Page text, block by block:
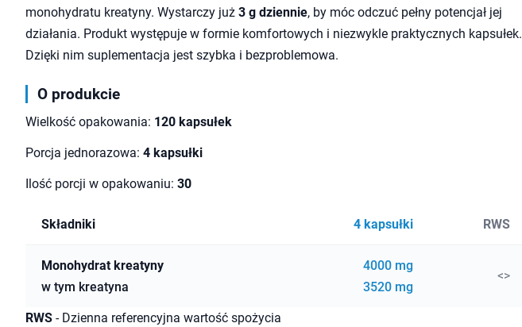
monohydratu kreatyny. Wystarczy już 3 g dziennie, by móc odczuć pełny potencjał jej
działania. Produkt występuje w formie komfortowych i niezwykle praktycznych kapsułek.
Dzięki nim suplementacja jest szybka i bezproblemowa.
O produkcie
Wielkość opakowania: 120 kapsułek
Porcja jednorazowa: 4 kapsułki
Ilość porcji w opakowaniu: 30
Składniki 4 kapsułki RWS
Monohydrat kreatyny
w tym kreatyna
4000 mg
3520 mg
<>
RWS - Dzienna referencyjna wartość spożycia